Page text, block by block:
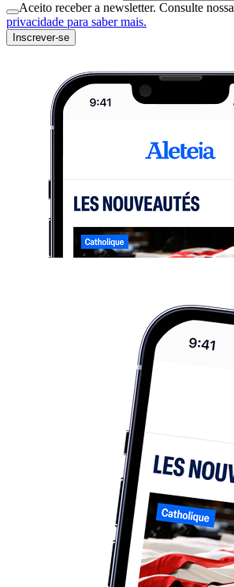
Aceito receber a newsletter. Consulte nossa
privacidade para saber mais.
Inscrever-se